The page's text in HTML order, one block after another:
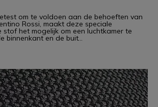
om te voldoen aan de behoeften van
Rossi, maakt deze speciale
stof het mogelijk om een luchtkamer te
binnenkant en de buit...